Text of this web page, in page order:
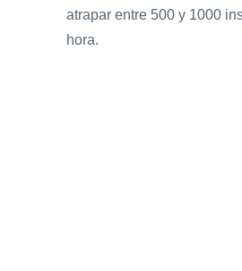
atrapar entre 500 y 1000
hora.